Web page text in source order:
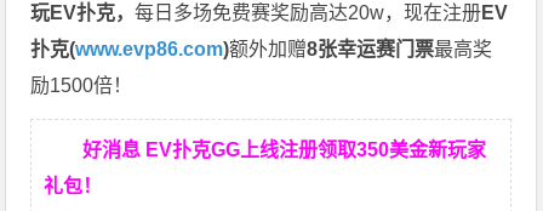
玩EV扑克，每日多场免费赛奖励高达20w，现在注册EV
扑克(www.evp86.com)额外加赠8张幸运赛门票最高奖
励1500倍！
好消息 EV扑克GG上线注册领取350美金新玩家
礼包！